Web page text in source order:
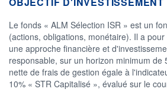
04/12 01/04
Le fonds « ALM Sélection ISR » est un
(actions, obligations, monétaire). Il a
une approche financière et
responsable, sur un horizon minimum de
nette de frais de gestion égale à
10% « STR Capitalisé », évalué sur le